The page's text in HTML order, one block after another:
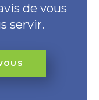
de vous
servir.